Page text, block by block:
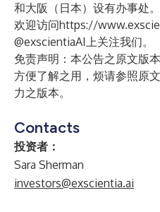
和大阪（日本）设有办事处。
欢迎访问https://
@exscientiaAI上关注我们。
免责声明：本公告之原文版
方便了解之用，烦请参照原
力之版本。
Contacts
投资者：
Sara Sherman
investors@exscientia.ai